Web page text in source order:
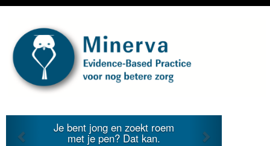
bent jong en zoekt roem
met je pen? Dat kan.
Previous